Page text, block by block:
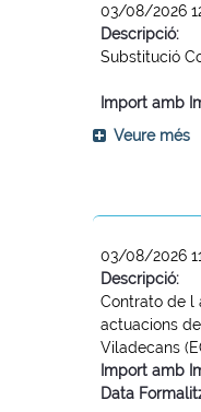
03/08/2026
Descripció:
Substitució
Import amb
Veure més
03/08/2026
Descripció:
Contrato de l
actuacions
Viladecans
Import amb
Data